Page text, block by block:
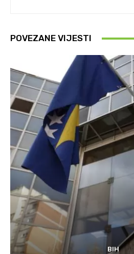
POVEZANE VIJESTI
BIH